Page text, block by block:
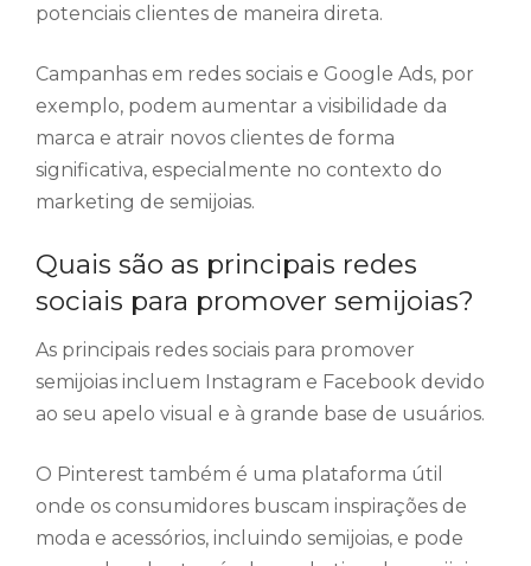
potenciais clientes de maneira direta.
Campanhas em redes sociais e Google Ads, por
exemplo, podem aumentar a visibilidade da
marca e atrair novos clientes de forma
significativa, especialmente no contexto do
marketing de semijoias.
Quais são as principais redes
sociais para promover semijoias?
As principais redes sociais para promover
semijoias incluem Instagram e Facebook devido
ao seu apelo visual e à grande base de usuários.
O Pinterest também é uma plataforma útil
onde os consumidores buscam inspirações de
moda e acessórios, incluindo semijoias, e pode